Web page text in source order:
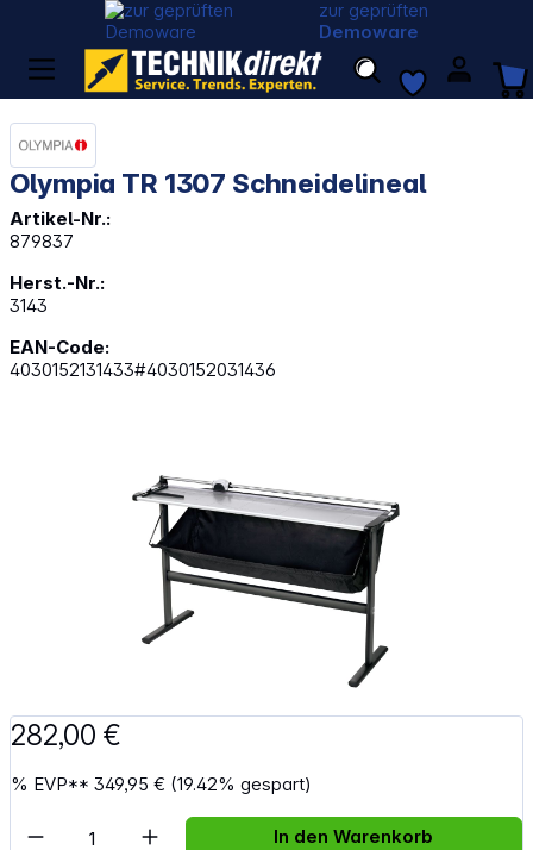
zur geprüften
Demoware
Olympia TR 1307 Schneidelineal
Artikel-Nr.:
879837
Herst.-Nr.:
3143
EAN-Code:
4030152131433#4030152031436
282,00 €
% EVP**349,95 € (19.42% gespart)
Artikel Anzahl: Gib den gewünschten
In den Warenkorb